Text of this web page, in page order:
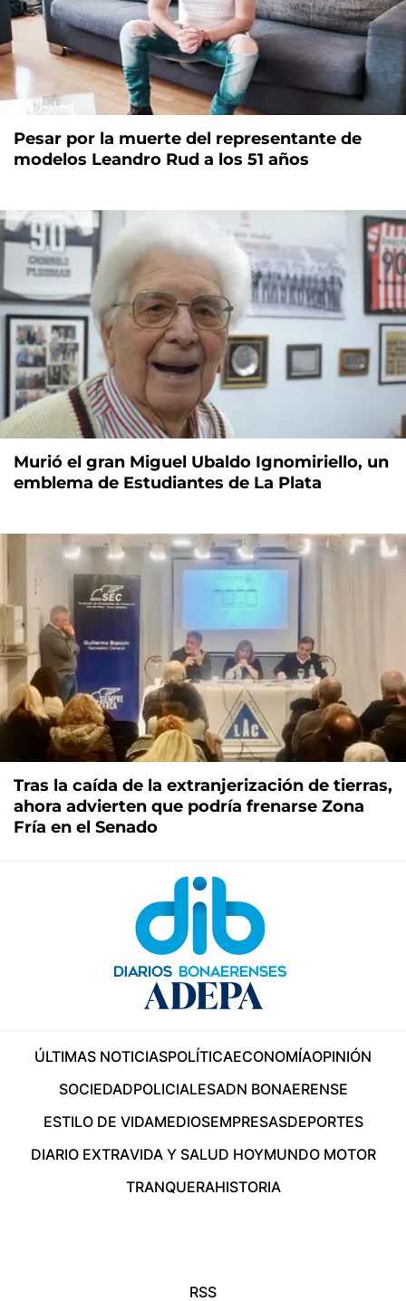
Pesar por la muerte del representante de
modelos Leandro Rud a los 51 años
Murió el gran Miguel Ubaldo Ignomiriello, un
emblema de Estudiantes de La Plata
Tras la caída de la extranjerización de tierras,
ahora advierten que podría frenarse Zona
Fría en el Senado
ÚLTIMAS NOTICIASPOLÍTICAECONOMÍAOPINIÓN
SOCIEDADPOLICIALESADN BONAERENSE
ESTILO DE VIDAMEDIOSEMPRESASDEPORTES
DIARIO EXTRAVIDA Y SALUD HOYMUNDO MOTOR
TRANQUERAHISTORIA
RSS